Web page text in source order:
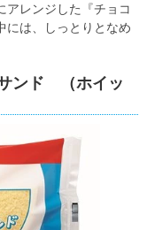
アレンジした『チョコ
には、しっとりとなめ
ンド （ホイッ